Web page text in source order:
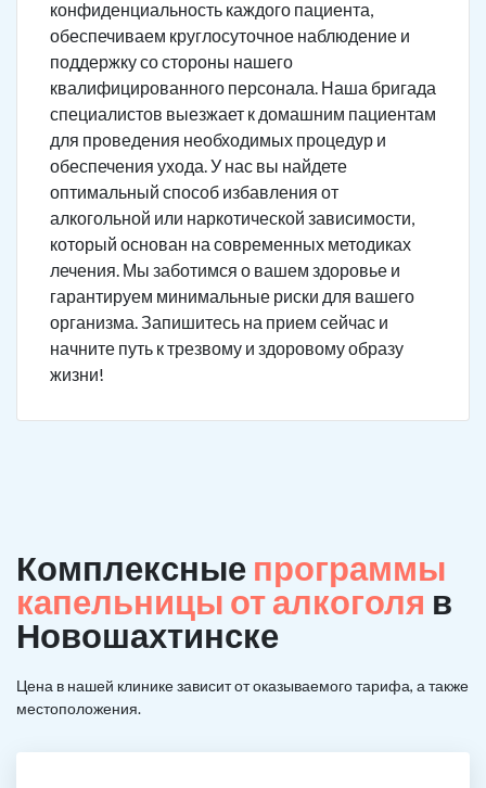
конфиденциальность каждого пациента,
обеспечиваем круглосуточное наблюдение и
поддержку со стороны нашего
квалифицированного персонала. Наша бригада
специалистов выезжает к домашним пациентам
для проведения необходимых процедур и
обеспечения ухода. У нас вы найдете
оптимальный способ избавления от
алкогольной или наркотической зависимости,
который основан на современных методиках
лечения. Мы заботимся о вашем здоровье и
гарантируем минимальные риски для вашего
организма. Запишитесь на прием сейчас и
начните путь к трезвому и здоровому образу
жизни!
Комплексные программы
капельницы от алкоголя в
Новошахтинске
Цена в нашей клинике зависит от оказываемого тарифа, а также
местоположения.